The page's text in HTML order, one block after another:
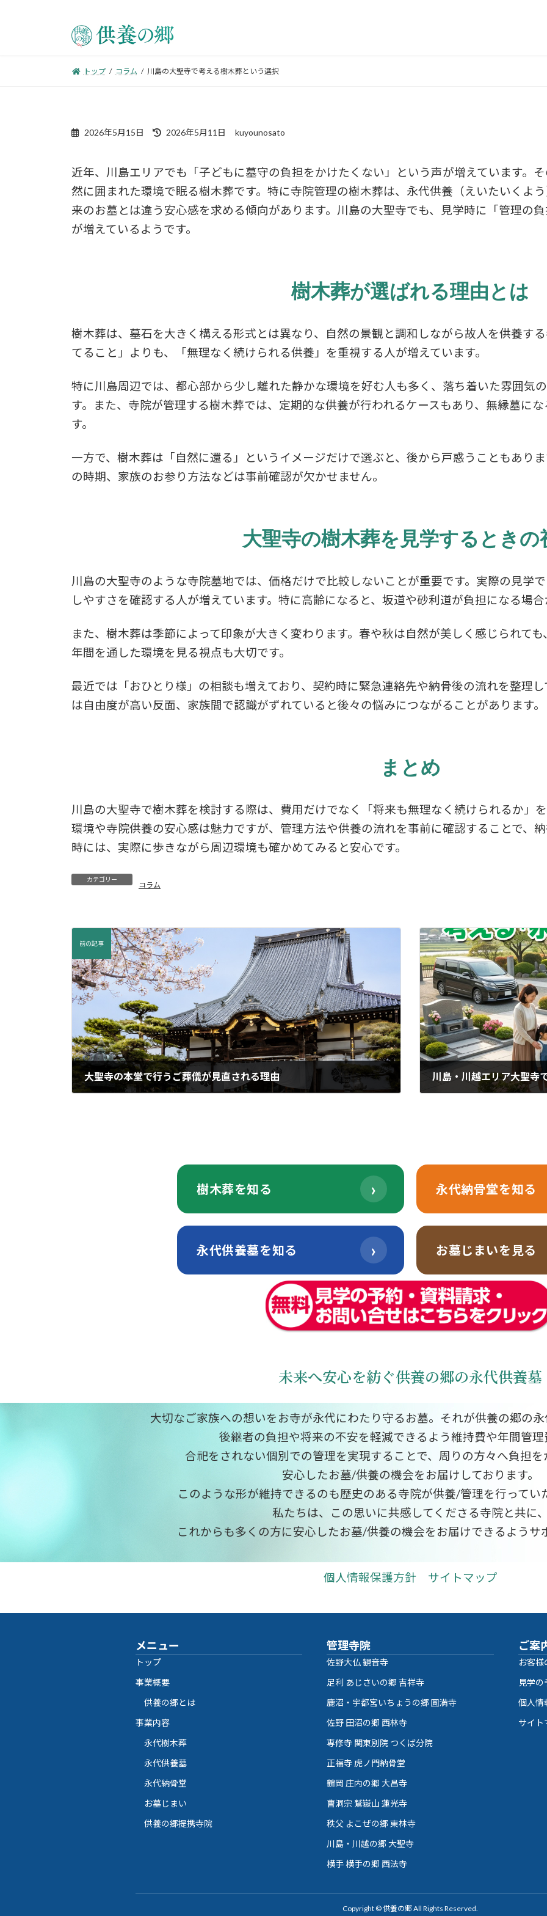
トップ コラム 川島の大聖寺で考える樹木葬という選択
2026年5月15日 2026年5月11日 kuyounosato
近年、川島エリアでも「子どもに墓守の負担をかけたくない」という声が増えています。
然に囲まれた環境で眠る樹木葬です。特に寺院管理の樹木葬は、永代供養（えいたいくよ
来のお墓とは違う安心感を求める傾向があります。川島の大聖寺でも、見学時に「管理の
が増えているようです。
樹木葬が選ばれる理由とは
樹木葬は、墓石を大きく構える形式とは異なり、自然の景観と調和しながら故人を供養す
てること」よりも、「無理なく続けられる供養」を重視する人が増えています。
特に川島周辺では、都心部から少し離れた静かな環境を好む人も多く、落ち着いた雰囲気
す。また、寺院が管理する樹木葬では、定期的な供養が行われるケースもあり、無縁墓に
す。
一方で、樹木葬は「自然に還る」というイメージだけで選ぶと、後から戸惑うこともあり
の時期、家族のお参り方法などは事前確認が欠かせません。
大聖寺の樹木葬を見学するときの
川島の大聖寺のような寺院墓地では、価格だけで比較しないことが重要です。実際の見学
しやすさを確認する人が増えています。特に高齢になると、坂道や砂利道が負担になる場
また、樹木葬は季節によって印象が大きく変わります。春や秋は自然が美しく感じられて
年間を通した環境を見る視点も大切です。
最近では「おひとり様」の相談も増えており、契約時に緊急連絡先や納骨後の流れを整理
は自由度が高い反面、家族間で認識がずれていると後々の悩みにつながることがあります。
まとめ
川島の大聖寺で樹木葬を検討する際は、費用だけでなく「将来も無理なく続けられるか」
環境や寺院供養の安心感は魅力ですが、管理方法や供養の流れを事前に確認することで、
時には、実際に歩きながら周辺環境も確かめてみると安心です。
カテゴリー
コラム
前の記事
大聖寺の本堂で行うご葬儀が見直される理由 川島・川越エリア大聖寺
樹木葬を知る › 永代納骨堂を知る
永代供養墓を知る › お墓じまいを見る
未来へ安心を紡ぐ供養の郷の永代供養墓
大切なご家族への想いをお寺が永代にわたり守るお墓。それが供養の郷の
後継者の負担や将来の不安を軽減できるよう維持費や年間管
合祀をされない個別での管理を実現することで、周りの方々へ負担
安心したお墓/供養の機会をお届けしております。
このような形が維持できるのも歴史のある寺院が供養/管理を行ってい
私たちは、この思いに共感してくださる寺院と共に
これからも多くの方に安心したお墓/供養の機会をお届けできるようサ
個人情報保護方針 サイトマップ
メニュー
トップ
事業概要
供養の郷とは
事業内容
永代樹木葬
永代供養墓
永代納骨堂
お墓じまい
供養の郷提携寺院
管理寺院
佐野大仏 観音寺
足利 あじさいの郷 吉祥寺
鹿沼・宇都宮いちょうの郷 圓満寺
佐野 田沼の郷 西林寺
専修寺 関東別院 つくば分院
正福寺 虎ノ門納骨堂
鶴岡 庄内の郷 大昌寺
曹洞宗 鷲嶽山 蓮光寺
秩父 よこぜの郷 東林寺
川島・川越の郷 大聖寺
横手 横手の郷 西法寺
ご案
お客様
見学
個人情
サイト
Copyright © 供養の郷 All Rights Reserved.